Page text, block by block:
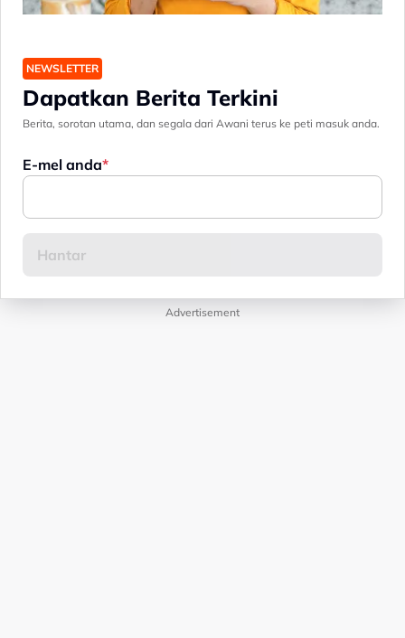
NEWSLETTER
Dapatkan Berita Terkini
Berita, sorotan utama, dan segala dari Awani terus ke peti masuk anda.
E-mel anda
Advertisement